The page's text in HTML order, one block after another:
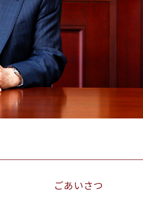
ごあいさつ